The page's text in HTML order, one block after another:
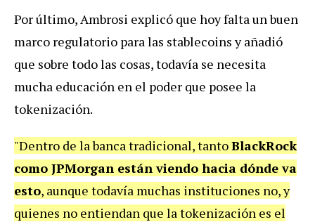
Por último, Ambrosi explicó que hoy falta un buen
marco regulatorio para las stablecoins y añadió
que sobre todo las cosas, todavía se necesita
mucha educación en el poder que posee la
tokenización.
"Dentro de la banca tradicional, tantoBlackRock
como JPMorgan están viendo hacia dónde va
esto, aunque todavía muchas instituciones no, y
quienes no entiendan que la tokenización es el